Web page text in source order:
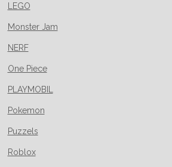
LEGO
Monster Jam
NERF
One Piece
PLAYMOBIL
Pokemon
Puzzels
Roblox